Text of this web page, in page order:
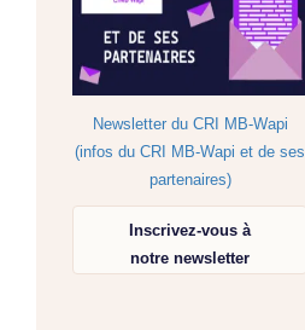
Newsletter du CRI MB-Wapi
(infos du CRI MB-Wapi et de ses
partenaires)
Inscrivez-vous à
notre newsletter